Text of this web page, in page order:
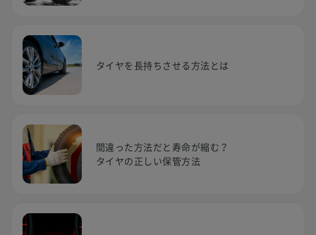
タイヤを長持ちさせる方法とは
間違った方法だと寿命が縮む？
タイヤの正しい保管方法